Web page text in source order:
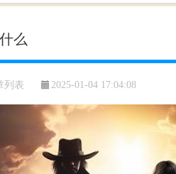
么
列表 2025-01-04 17:04:08